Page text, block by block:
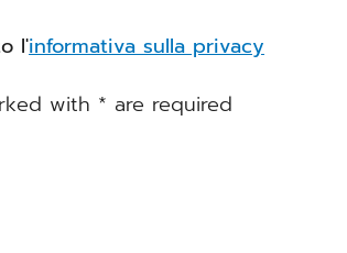
l'informativa sulla privacy
with * are required